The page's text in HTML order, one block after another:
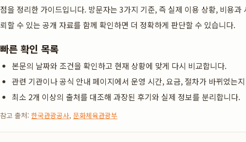
점을 정리한 가이드입니다. 방문자는 3가지 기준, 즉 실제 이용 상황, 비용과
뢰할 수 있는 공개 자료를 함께 확인하면 더 정확하게 판단할 수 있습니다.
빠른 확인 목록
본문의 날짜와 조건을 확인하고 현재 상황에 맞게 다시 비교합니다.
관련 기관이나 공식 안내 페이지에서 운영 시간, 요금, 절차가 바뀌었는
최소 2개 이상의 출처를 대조해 과장된 후기와 실제 정보를 분리합니다.
참고 출처: 한국관광공사, 문화체육관광부